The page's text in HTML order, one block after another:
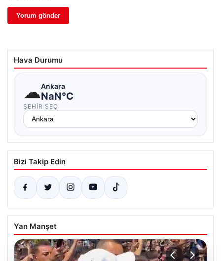
Hava Durumu
☁Ankara
NaN°C
ŞEHIR SEÇ
Bizi Takip Edin
Yan Manşet